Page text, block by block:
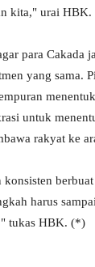
kita," urai HBK.
para Cakada
yang sama.
untuk
rakyat ke
konsisten
harus
tukas HBK. (*)